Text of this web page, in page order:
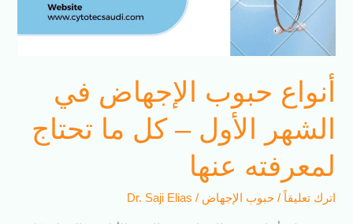
أنواع حبوب الإجهاض في
الشهر الأول – كل ما تحتاج
لمعرفته عنها
اترك تعليقاً /حبوب الإجهاض /
Dr. Saji Elias